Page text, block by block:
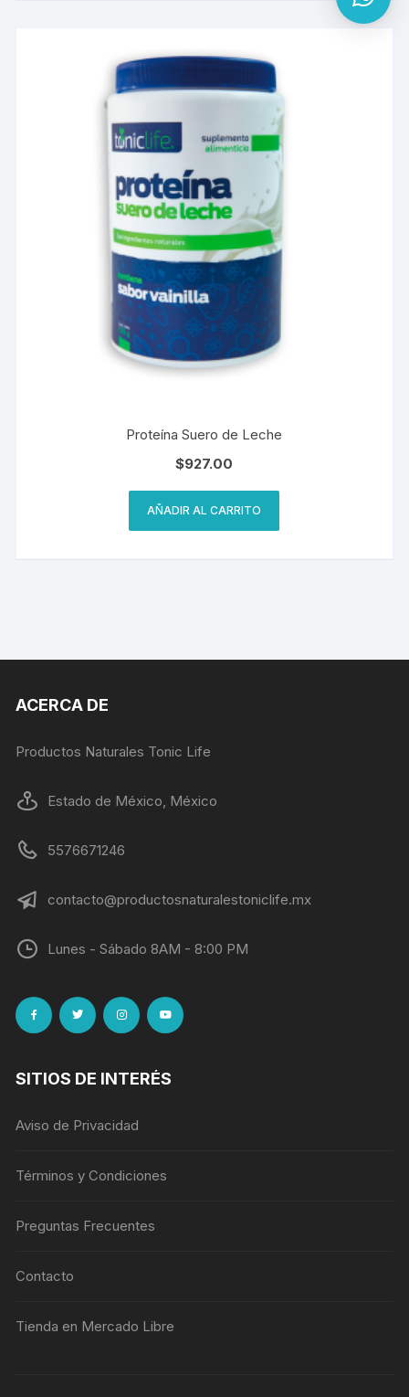
Proteína Suero de Leche
$927.00
AÑADIR AL CARRITO
ACERCA DE
Productos Naturales Tonic Life
Estado de México, México
5576671246
contacto@productosnaturalestoniclife.mx
Lunes - Sábado 8AM - 8:00 PM
SITIOS DE INTERÉS
Aviso de Privacidad
Términos y Condiciones
Preguntas Frecuentes
Contacto
Tienda en Mercado Libre